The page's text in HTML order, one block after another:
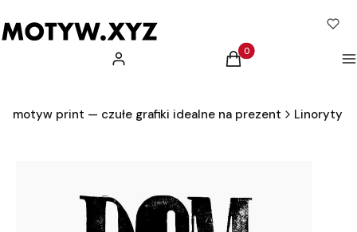
Zaloguj się Produkty w koszyku: 0.
Koszyk
motyw print — czułe grafiki idealne na prezent Linoryty